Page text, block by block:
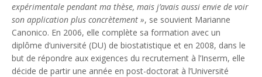
expérimentale pendant ma thèse, mais j’avais aussi envie de voir
son application plus concrètement », se souvient Marianne
Canonico. En 2006, elle complète sa formation avec un
diplôme d’université (DU) de biostatistique et en 2008, dans le
but de répondre aux exigences du recrutement à l’Inserm, elle
décide de partir une année en post-doctorat à l’Université